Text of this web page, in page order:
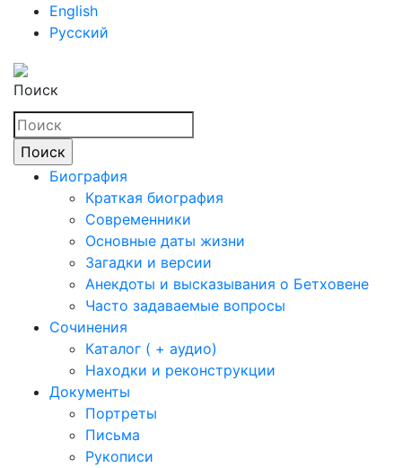
English
Русский
Поиск
Биография
Краткая биография
Современники
Основные даты жизни
Загадки и версии
Анекдоты и высказывания о Бетховене
Часто задаваемые вопросы
Сочинения
Каталог ( + аудио)
Находки и реконструкции
Документы
Портреты
Письма
Рукописи